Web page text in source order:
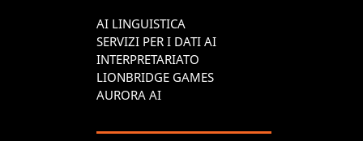
AI LINGUISTICA
SERVIZI PER I DATI AI
INTERPRETARIATO
LIONBRIDGE GAMES
AURORA AI